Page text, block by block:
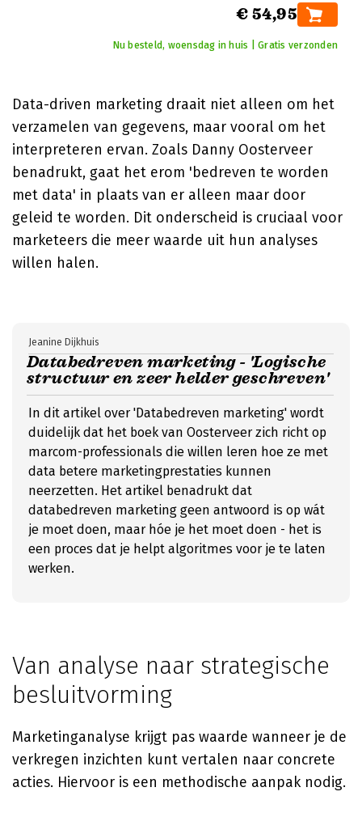
€ 54,95
Nu besteld, woensdag in huis | Gratis verzonden
Data-driven marketing draait niet alleen om het
verzamelen van gegevens, maar vooral om het
interpreteren ervan. Zoals Danny Oosterveer
benadrukt, gaat het erom 'bedreven te worden
met data' in plaats van er alleen maar door
geleid te worden. Dit onderscheid is cruciaal voor
marketeers die meer waarde uit hun analyses
willen halen.
Databedreven marketing - 'Logische
structuur en zeer helder geschreven'
Jeanine Dijkhuis
In dit artikel over 'Databedreven marketing' wordt
duidelijk dat het boek van Oosterveer zich richt op
marcom-professionals die willen leren hoe ze met
data betere marketingprestaties kunnen
neerzetten. Het artikel benadrukt dat
databedreven marketing geen antwoord is op wát
je moet doen, maar hóe je het moet doen - het is
een proces dat je helpt algoritmes voor je te laten
werken.
Van analyse naar strategische
besluitvorming
Marketinganalyse krijgt pas waarde wanneer je de
verkregen inzichten kunt vertalen naar concrete
acties. Hiervoor is een methodische aanpak nodig.